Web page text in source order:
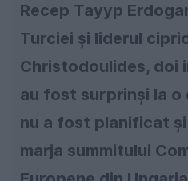
Recep Tayyp
Turciei și liderul
Christodoulides, doi
au fost surprinși la o
nu a fost planificat
marja summitului